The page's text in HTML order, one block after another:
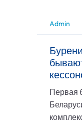
Admin
Первая